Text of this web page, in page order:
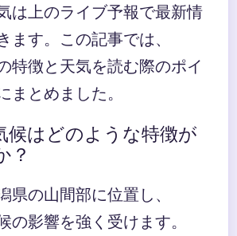
は上のライブ予報で最新情
ます。この記事では、
特徴と天気を読む際のポイ
まとめました。
候はどのような特徴が
？
県の山間部に位置し、
の影響を強く受けます。